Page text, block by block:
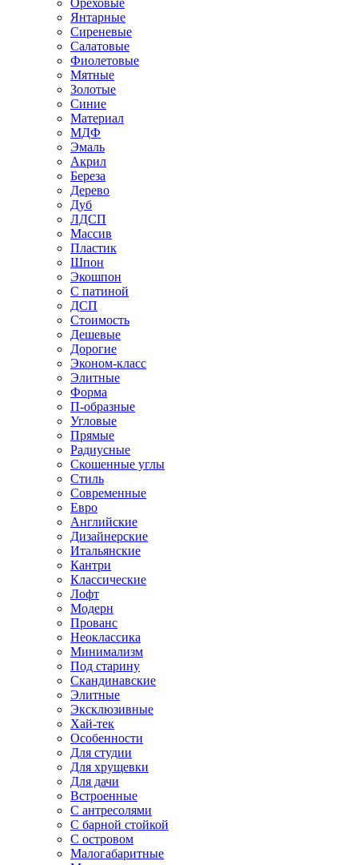
Ореховые
Янтарные
Сиреневые
Салатовые
Фиолетовые
Мятные
Золотые
Синие
Материал
МДФ
Эмаль
Акрил
Береза
Дерево
Дуб
ЛДСП
Массив
Пластик
Шпон
Экошпон
С патиной
ДСП
Стоимость
Дешевые
Дорогие
Эконом-класс
Элитные
Форма
П-образные
Угловые
Прямые
Радиусные
Скошенные углы
Стиль
Современные
Евро
Английские
Дизайнерские
Итальянские
Кантри
Классические
Лофт
Модерн
Прованс
Неоклассика
Минимализм
Под старину
Скандинавские
Элитные
Эксклюзивные
Хай-тек
Особенности
Для студии
Для хрущевки
Для дачи
Встроенные
С антресолями
С барной стойкой
С островом
Малогабаритные